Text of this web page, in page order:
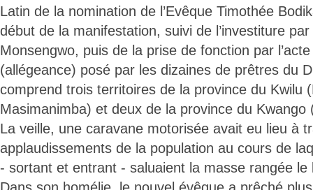
Latin de la nomination de l’Evêque Timothée
début de la manifestation, suivi de l’investiture
Monsengwo, puis de la prise de fonction par
(allégeance) posé par les dizaines de prêtres du
comprend trois territoires de la province du Kwilu
Masimanimba) et deux de la province du Kwango
La veille, une caravane motorisée avait eu lieu à
applaudissements de la population au cours de
- sortant et entrant - saluaient la masse rangée le